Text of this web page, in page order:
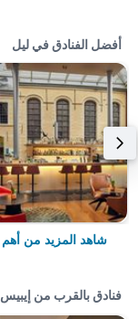
أفضل الفنادق في ليل
شاهد المزيد من
فنادق بالقرب من